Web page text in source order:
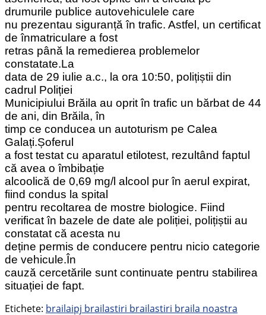
drumurile publice autovehiculele care
nu prezentau siguranță în trafic. Astfel, un certificat
de înmatriculare a fost
retras până la remedierea problemelor
constatate.La
data de 29 iulie a.c., la ora 10:50, polițiștii din
cadrul Poliției
Municipiului Brăila au oprit în trafic un bărbat de 44
de ani, din Brăila, în
timp ce conducea un autoturism pe Calea
Galați.Șoferul
a fost testat cu aparatul etilotest, rezultând faptul
că avea o îmbibație
alcoolică de 0,69 mg/l alcool pur în aerul expirat,
fiind condus la spital
pentru recoltarea de mostre biologice. Fiind
verificat în bazele de date ale poliției, polițiștii au
constatat că acesta nu
deține permis de conducere pentru nicio categorie
de vehicule.În
cauză cercetările sunt continuate pentru stabilirea
situației de fapt.
Etichete: brailaipj brailastiri brailastiri braila noastra